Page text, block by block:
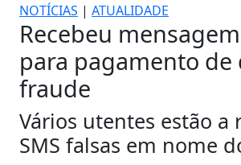
NOTÍCIAS | ATUALIDADE
Recebeu
para pagamento de
fraude
Vários utentes estão a
SMS falsas em nome